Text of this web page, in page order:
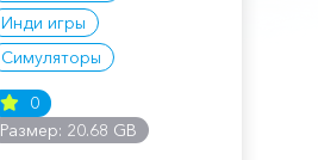
Инди игры
Симуляторы
0
Размер: 20.68 GB